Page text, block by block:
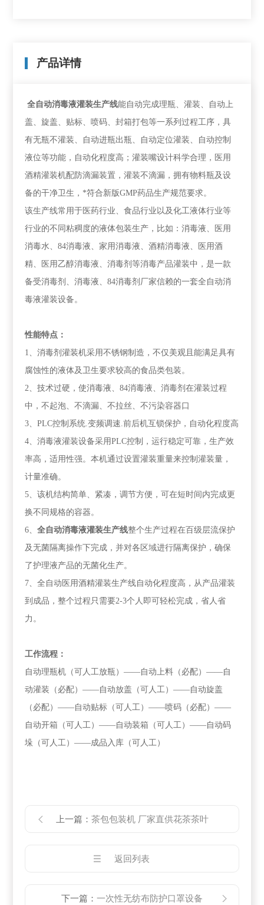
产品详情
全自动消毒液灌装生产线能自动完成理瓶、灌装、自动上
盖、旋盖、贴标、喷码、封箱打包等一系列过程工序，具
有无瓶不灌装、自动进瓶出瓶、自动定位灌装、自动控制
液位等功能，自动化程度高；灌装嘴设计科学合理，医用
酒精灌装机配防滴漏装置，灌装不滴漏，拥有物料瓶及设
备的干净卫生，*符合新版GMP药品生产规范要求。
该生产线常用于医药行业、食品行业以及化工液体行业等
行业的不同粘稠度的液体包装生产，比如：消毒液、医用
消毒水、84消毒液、家用消毒液、酒精消毒液、医用酒
精、医用乙醇消毒液、消毒剂等消毒产品灌装中，是一款
备受消毒剂、消毒液、84消毒剂厂家信赖的一套全自动消
毒液灌装设备。
性能特点：
1、消毒剂灌装机采用不锈钢制造，不仅美观且能满足具有
腐蚀性的液体及卫生要求较高的食品类包装。
2、技术过硬，使消毒液、84消毒液、消毒剂在灌装过程
中，不起泡、不滴漏、不拉丝、不污染容器口
3、PLC控制系统.变频调速.前后机互锁保护，自动化程度高
4、消毒液灌装设备采用PLC控制，运行稳定可靠，生产效
率高，适用性强。本机通过设置灌装重量来控制灌装量，
计量准确。
5、该机结构简单、紧凑，调节方便，可在短时间内完成更
换不同规格的容器。
6、全自动消毒液灌装生产线整个生产过程在百级层流保护
及无菌隔离操作下完成，并对各区域进行隔离保护，确保
了护理液产品的无菌化生产。
7、全自动医用酒精灌装生产线自动化程度高，从产品灌装
到成品，整个过程只需要2-3个人即可轻松完成，省人省
力。
工作流程：
自动理瓶机（可人工放瓶）——自动上料（必配）——自
动灌装（必配）——自动放盖（可人工）——自动旋盖
（必配）——自动贴标（可人工）——喷码（必配）——
自动开箱（可人工）——自动装箱（可人工）——自动码
垛（可人工）——成品入库（可人工）
上一篇： 茶包包装机 厂家直供花茶茶叶
返回列表
下一篇： 一次性无纺布防护口罩设备